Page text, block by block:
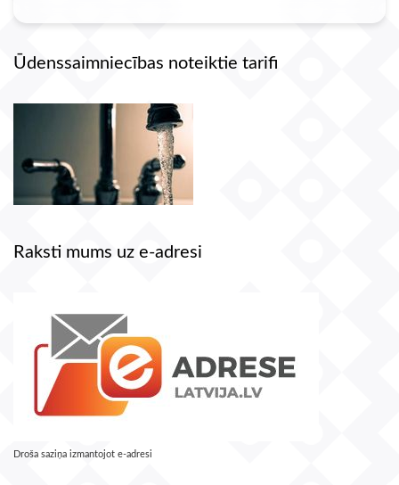
Ūdenssaimniecības noteiktie tarifi
Raksti mums uz e-adresi
Droša saziņa izmantojot e-adresi